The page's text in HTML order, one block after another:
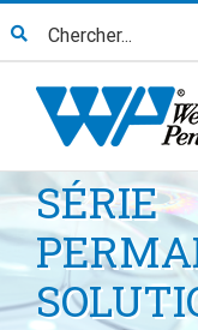
content
for:
SÉRIE